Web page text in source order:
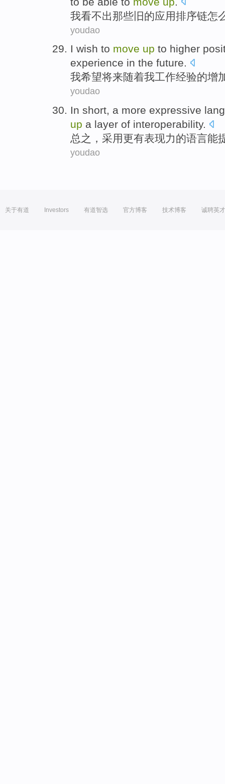
我看不出那些 旧的应用排序链怎
youdao
I wish to move up to higher
experience in the future.
我希望将来随着我工作经验的增
youdao
In short, a more expressive
up a layer of interoperability.
总之 ，采用更有表现力的语言能
youdao
关于有道 Investors 有道智选 官方博客 技术博客 诚聘英才